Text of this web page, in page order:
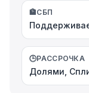
🏦СБП
🕒РАССРОЧКА
Долями,